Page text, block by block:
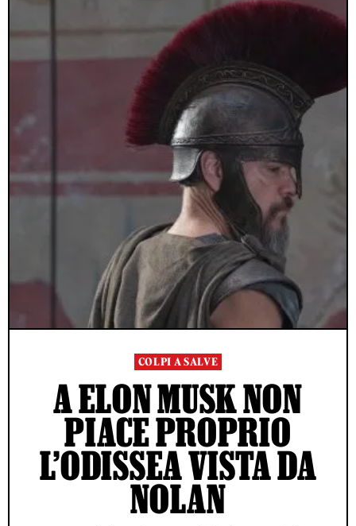
COLPI A SALVE
A ELON MUSK NON
PIACE PROPRIO
L’ODISSEA VISTA DA
NOLAN